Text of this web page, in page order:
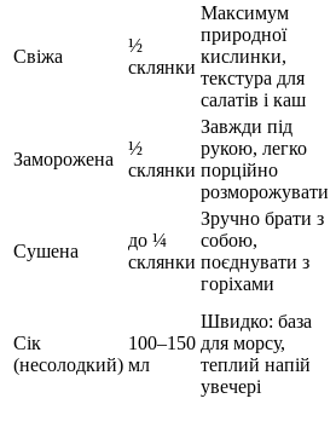
Свіжа
½
склянки
Максимум
природної
кислинки,
текстура для
салатів і каш
Заморожена
½
склянки
Завжди під
рукою, легко
порційно
розморожувати
Сушена
до ¼
склянки
Зручно брати з
собою,
поєднувати з
горіхами
Сік
(несолодкий)
100–150
мл
Швидко: база
для морсу,
теплий напій
увечері